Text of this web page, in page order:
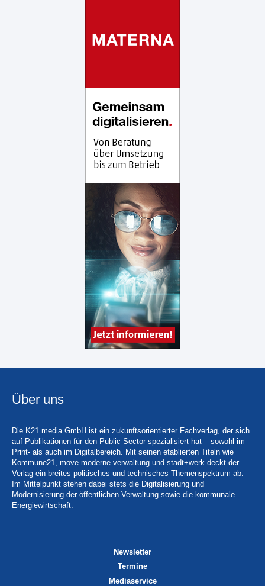
Über uns
Die K21 media GmbH ist ein zukunftsorientierter Fachverlag, der sich
auf Publikationen für den Public Sector spezialisiert hat – sowohl im
Print- als auch im Digitalbereich. Mit seinen etablierten Titeln wie
Kommune21, move moderne verwaltung und stadt+werk deckt der
Verlag ein breites politisches und technisches Themenspektrum ab.
Im Mittelpunkt stehen dabei stets die Digitalisierung und
Modernisierung der öffentlichen Verwaltung sowie die kommunale
Energiewirtschaft.
Newsletter
Termine
Mediaservice